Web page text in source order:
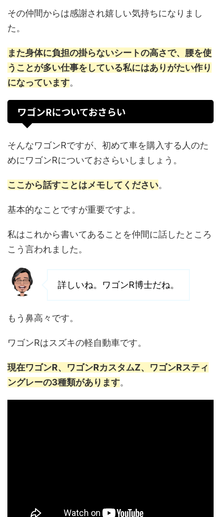
その仲間からは感謝され嬉しい気持ちになりまし
た。
また身体に負担の掛らないシートの高さで、腰を使
うことが多い仕事をしている私にはありがたい作り
になっています。
ワゴンRについておさらい
そんなワゴンRですが、初めて車を購入する人のた
めにワゴンRについておさらいしましょう。
ここから話すことはメモしてください。
基本的なことですが重要ですよ。
私はこれから書いてあることを仲間に話したところ
こう言われました。
詳しいね。ワゴンR博士だね。
もう鼻高々です。
ワゴンRはスズキの軽自動車です。
現在ワゴンR、ワゴンRカスタムZ、ワゴンRスティ
ングレーの3種類があります。